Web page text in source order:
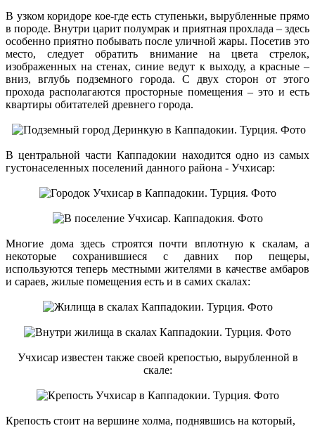
В узком коридоре кое-где есть ступеньки, вырубленные прямо
в породе. Внутри царит полумрак и приятная прохлада – здесь
особенно приятно побывать после уличной жары. Посетив это
место, следует обратить внимание на цвета стрелок,
изображенных на стенах, синие ведут к выходу, а красные –
вниз, вглубь подземного города. С двух сторон от этого
прохода располагаются просторные помещения – это и есть
квартиры обитателей древнего города.
В центральной части Каппадокии находится одно из самых
густонаселенных поселений данного района - Учхисар:
Многие дома здесь строятся почти вплотную к скалам, а
некоторые сохранившиеся с давних пор пещеры,
используются теперь местными жителями в качестве амбаров
и сараев, жилые помещения есть и в самих скалах:
Учхисар известен также своей крепостью, вырубленной в
скале:
Крепость стоит на вершине холма, поднявшись на который,